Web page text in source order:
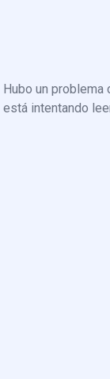
Hubo un problema
está intentando